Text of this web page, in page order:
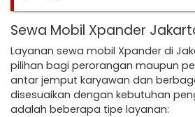
Sewa Mobil Xpander
Layanan sewa mobil Xpander di
pilihan bagi perorangan maupun
antar jemput karyawan dan
disesuaikan dengan kebutuhan
adalah beberapa tipe layanan: